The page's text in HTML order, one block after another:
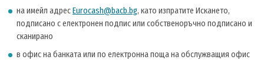
на имейл адресEurocash@bacb.bg, като изпратите Искането,
подписано с електронен подпис или собственоръчно подписано и
сканирано
в офис на банката или по електронна поща на обслужващия офис